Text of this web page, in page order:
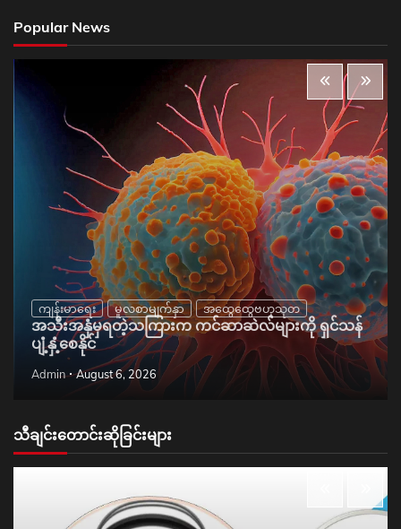
Popular News
ကျန်းမာရေး မူလစာမျက်နှာ အထွေထွေဗဟုသုတ
အသီးအနှံမှရတဲ့သကြားက ကင်ဆာဆဲလ်များကို ရှင်သန်
ပျံ့နှံ့စေနိုင်
Admin August 6, 2026
သီချင်းတောင်းဆိုခြင်းများ